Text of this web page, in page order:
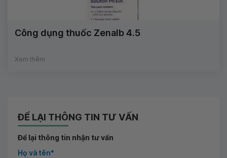
Công dụng thuốc Zenalb 4.5
Xem thêm
ĐỂ LẠI THÔNG TIN TƯ VẤN
Để lại thông tin nhận tư vấn
Họ và tên*